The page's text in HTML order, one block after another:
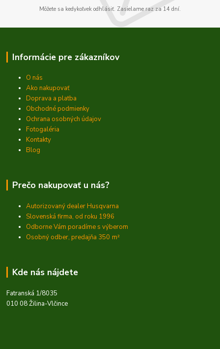
Môžete sa kedykoľvek odhlásiť. Zasielame raz za 14 dní.
Informácie pre zákazníkov
O nás
Ako nakupovať
Doprava a platba
Obchodné podmienky
Ochrana osobných údajov
Fotogaléria
Kontakty
Blog
Prečo nakupovať u nás?
Autorizovaný dealer Husqvarna
Slovenská firma, od roku 1996
Odborne Vám poradíme s výberom
Osobný odber, predajňa 350 m²
Kde nás nájdete
Fatranská 1/8035
010 08 Žilina-Vlčince